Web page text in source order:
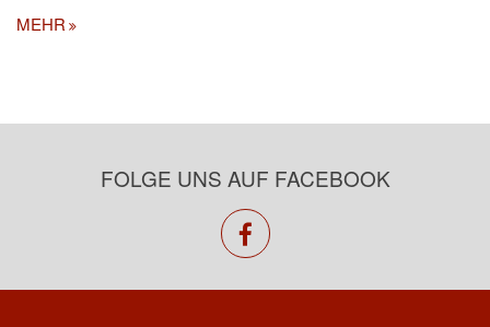
MEHR
FOLGE UNS AUF FACEBOOK
facebook